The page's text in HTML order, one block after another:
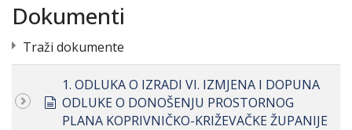
Dokumenti
Traži dokumente
document
1. ODLUKA O IZRADI VI. IZMJENA I DOPUNA
ODLUKE O DONOŠENJU PROSTORNOG
PLANA KOPRIVNIČKO-KRIŽEVAČKE ŽUPANIJE